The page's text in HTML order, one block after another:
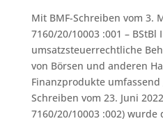
Mit BMF-Schreiben vom 3.
7160/20/10003 :001 – BStBl
umsatzsteuerrechtliche
von Börsen und anderen
Finanzprodukte umfassend
Schreiben vom 23. Juni
7160/20/10003 :002) wurde